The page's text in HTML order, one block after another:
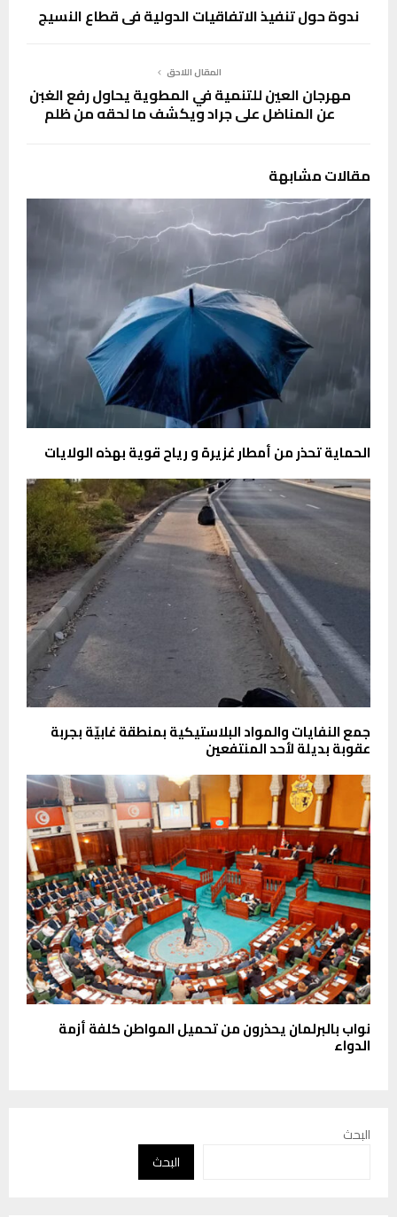
ندوة حول تنفيذ الاتفاقيات الدولية في قطاع النسيج
المقال اللاحق
مهرجان العين للتنمية في المطوية يحاول رفع الغبن
عن المناضل على جراد ويكشف ما لحقه من ظلم
مقالات مشابهة
الحماية تحذر من أمطار غزيرة و رياح قوية بهذه الولايات
جمع النفايات والمواد البلاستيكية بمنطقة غابيّة بجربة
عقوبة بديلة لأحد المنتفعين
نواب بالبرلمان يحذرون من تحميل المواطن كلفة أزمة
الدواء
البحث
البحث